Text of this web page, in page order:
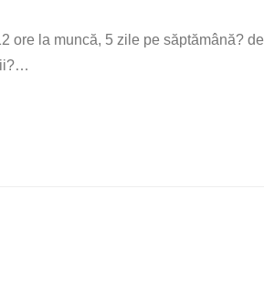
ore la muncă, 5 zile pe săptămână?
…